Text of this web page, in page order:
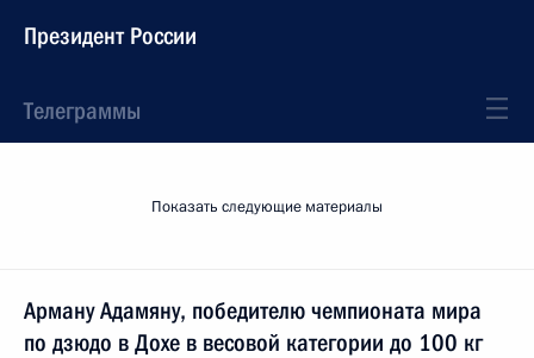
Президент России
Телеграммы
Показать следующие материалы
Арману Адамяну, победителю чемпионата мира
по дзюдо в Дохе в весовой категории до 100 кг